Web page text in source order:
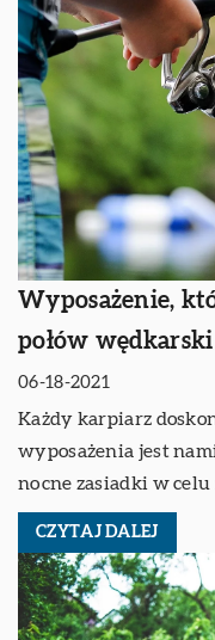
Wyposażenie,
połów wędkarski
06-18-2021
Każdy karpiarz
wyposażenia jest
nocne zasiadki w celu
CZYTAJ DALEJ